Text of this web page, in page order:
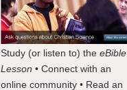
Study (or listen to) the eBible
Lesson • Connect with an
online community • Read an